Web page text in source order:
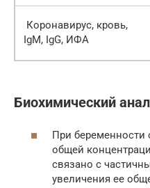
Коронавирус, кровь,
IgM, IgG, ИФА
Биохимический
При беременности
общей
связано с
увеличения ее